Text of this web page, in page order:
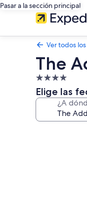
Pasar a la sección principal
Ver todos
The
Alojamiento
de
4.0 estrellas
Elige las
¿A